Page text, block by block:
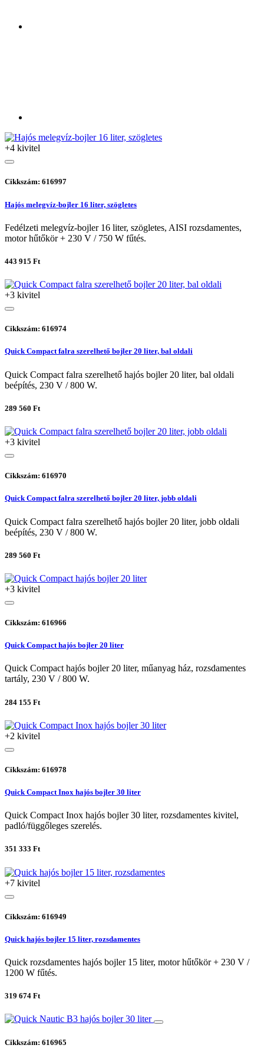
+4 kivitel
Cikkszám: 616997
Hajós melegvíz-bojler 16 liter, szögletes
Fedélzeti melegvíz-bojler 16 liter, szögletes, AISI rozsdamentes,
motor hűtőkör + 230 V / 750 W fűtés.
443 915 Ft
+3 kivitel
Cikkszám: 616974
Quick Compact falra szerelhető bojler 20 liter, bal oldali
Quick Compact falra szerelhető hajós bojler 20 liter, bal oldali
beépítés, 230 V / 800 W.
289 560 Ft
+3 kivitel
Cikkszám: 616970
Quick Compact falra szerelhető bojler 20 liter, jobb oldali
Quick Compact falra szerelhető hajós bojler 20 liter, jobb oldali
beépítés, 230 V / 800 W.
289 560 Ft
+3 kivitel
Cikkszám: 616966
Quick Compact hajós bojler 20 liter
Quick Compact hajós bojler 20 liter, műanyag ház, rozsdamentes
tartály, 230 V / 800 W.
284 155 Ft
+2 kivitel
Cikkszám: 616978
Quick Compact Inox hajós bojler 30 liter
Quick Compact Inox hajós bojler 30 liter, rozsdamentes kivitel,
padló/függőleges szerelés.
351 333 Ft
+7 kivitel
Cikkszám: 616949
Quick hajós bojler 15 liter, rozsdamentes
Quick rozsdamentes hajós bojler 15 liter, motor hűtőkör + 230 V /
1200 W fűtés.
319 674 Ft
Cikkszám: 616965